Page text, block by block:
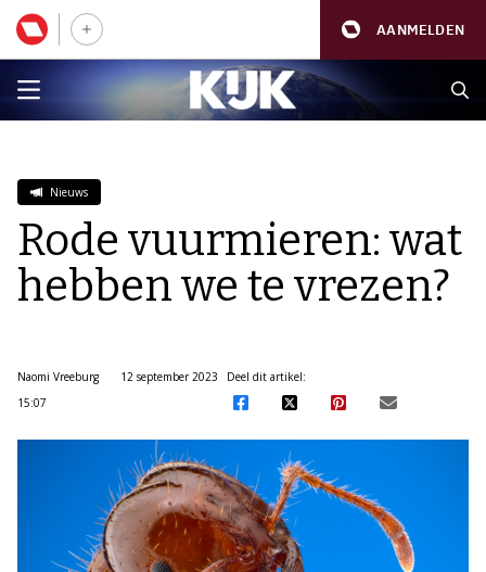
AANMELDEN
Nieuws
Rode vuurmieren: wat
hebben we te vrezen?
Naomi Vreeburg
12 september 2023
15:07
Deel dit artikel: